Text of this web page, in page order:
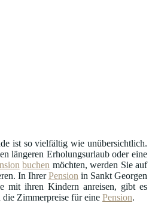
ist so vielfältig wie unübersichtlich.
längeren Erholungsurlaub oder eine
buchen möchten, werden Sie auf
In IhrerPension in Sankt Georgen
mit ihren Kindern anreisen, gibt es
die Zimmerpreise für eine Pension.